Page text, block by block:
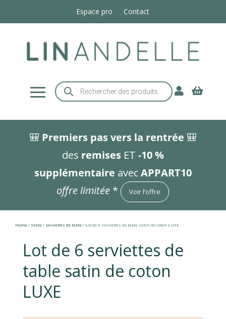
Espace pro Contact
Recherche
de
produits
 
🎒 Premiers pas vers la rentrée 🎒
des remisesET -10 %
supplémentaire avecAPPART10
offre limitée * Voir l’offre
Home/Table/ Serviettes de table/ Lot de 6 serviettes de table satin de coton LUXE
Lot de 6 serviettes de
table satin de coton
LUXE